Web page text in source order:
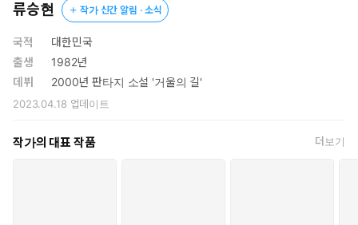
류승현 작가 신간 알림 · 소식
국적
대한민국
출생
1982년
데뷔
2000년 판타지 소설 '거울의 길'
2023.04.18 업데이트
작가의 대표 작품 더보기